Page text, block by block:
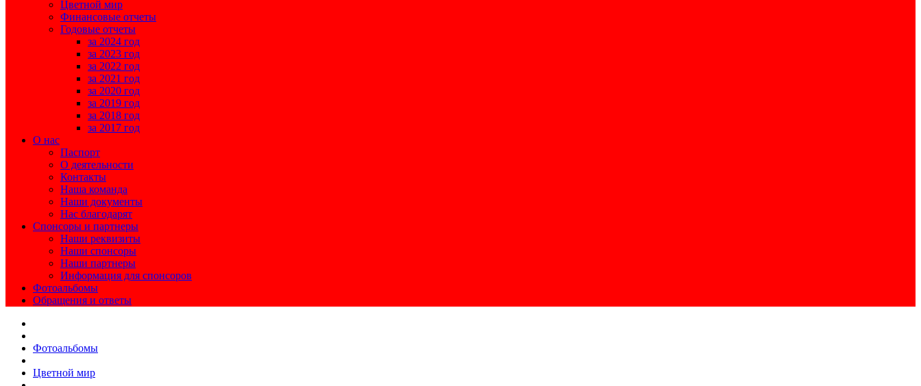
Цветной мир
Финансовые отчеты
Годовые отчеты
за 2024 год
за 2023 год
за 2022 год
за 2021 год
за 2020 год
за 2019 год
за 2018 год
за 2017 год
О нас
Паспорт
О деятельности
Контакты
Наша команда
Наши документы
Нас благодарят
Спонсоры и партнеры
Наши реквизиты
Наши спонсоры
Наши партнеры
Информация для спонсоров
Фотоальбомы
Обращения и ответы
Фотоальбомы
Цветной мир